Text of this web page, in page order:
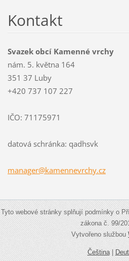
Kontakt
Svazek obcí Kamenné vrchy
nám. 5. května 164
351 37 Luby
+420 737 107 227
IČO: 71175971
datová schránka: qadhsvk
manager@kamennevrchy.cz
Tyto webové stránky splňují podmínky o
zákona č. 99/
Vytvořeno službou
Čeština|